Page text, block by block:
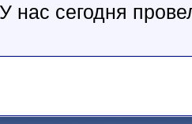
У нас сегодня